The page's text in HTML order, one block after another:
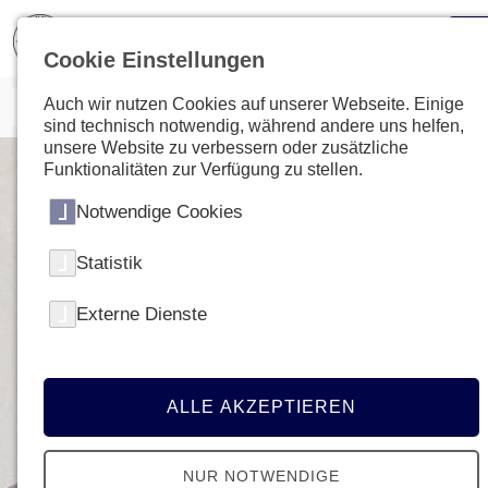
Cookie Einstellungen
Auch wir nutzen Cookies auf unserer Webseite. Einige
sind technisch notwendig, während andere uns helfen,
unsere Website zu verbessern oder zusätzliche
Funktionalitäten zur Verfügung zu stellen.
Notwendige Cookies
Statistik
Externe Dienste
ALLE AKZEPTIEREN
NUR NOTWENDIGE